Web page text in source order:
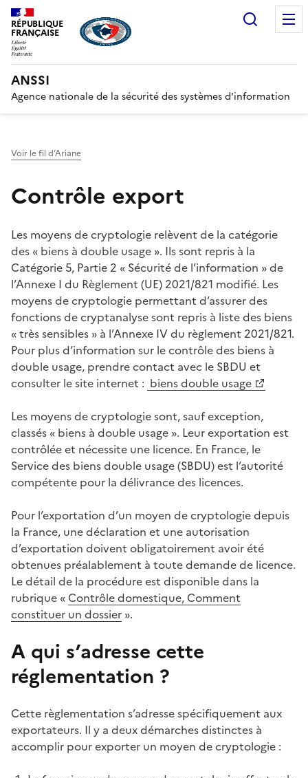
RÉPUBLIQUE
FRANÇAISE
ANSSI
Agence nationale de la sécurité des systèmes d'information
Voir le fil d’Ariane
Contrôle export
Les moyens de cryptologie relèvent de la catégorie
des « biens à double usage ». Ils sont repris à la
Catégorie 5, Partie 2 « Sécurité de l’information » de
l’Annexe I du Règlement (UE) 2021/821 modifié. Les
moyens de cryptologie permettant d’assurer des
fonctions de cryptanalyse sont repris à liste des biens
« très sensibles » à l’Annexe IV du règlement 2021/821.
Pour plus d’information sur le contrôle des biens à
double usage, prendre contact avec le SBDU et
consulter le site internet : biens double usage
Les moyens de cryptologie sont, sauf exception,
classés « biens à double usage ». Leur exportation est
contrôlée et nécessite une licence. En France, le
Service des biens double usage (SBDU) est l’autorité
compétente pour la délivrance des licences.
Pour l’exportation d’un moyen de cryptologie depuis
la France, une déclaration et une autorisation
d’exportation doivent obligatoirement avoir été
obtenues préalablement à toute demande de licence.
Le détail de la procédure est disponible dans la
rubrique « Contrôle domestique, Comment
constituer un dossier ».
A qui s’adresse cette
réglementation ?
Cette règlementation s’adresse spécifiquement aux
exportateurs. Il y a deux démarches distinctes à
accomplir pour exporter un moyen de cryptologie :